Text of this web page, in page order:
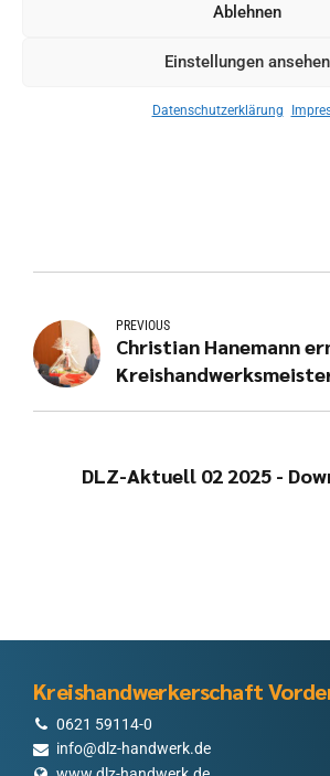
Ablehnen
Einstellungen ansehen
Datenschutzerklärung
Gerne können Sie sich natürlich auch
Alle Mitgliedsbetriebe erhalten automatisch
PREVIOUS
Christian Hanemann
DLZ-Aktuell 02 2025 -
Kreishandwerkerschaft
0621 59114-0
info@dlz-handwerk.de